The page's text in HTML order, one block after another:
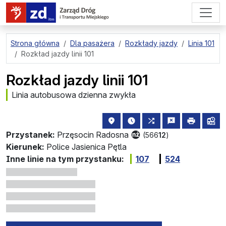
przejdź do treści strony
Strona główna Dla pasażera Rozkłady jazdy
Linia 101
Rozkład jazdy linii 101
Rozkład jazdy linii 101
Linia autobusowa dzienna zwykła
Przystanek: Przęsocin Radosna (56612)
lokalizacja przystanku na mapie
najbliższe odjazdy z tego
wszystkie linie
zgłośdrukuj
Kierunek: Police Jasienica Pętla
Inne linie na tym przystanku:
107 524